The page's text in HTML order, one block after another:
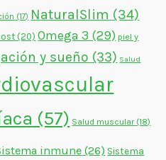
(17) NaturalSlim (34)
(20) Omega 3 (29) piel y
y sueño (33) Salud
(57) Salud muscular(18)
inmune (26) Sistema